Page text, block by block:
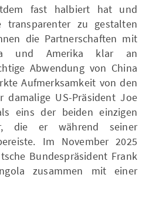
fast halbiert hat und
transparenter zu gestalten
die Partnerschaften mit
und Amerika klar an
Abwendung von China
Aufmerksamkeit von den
damalige US-Präsident Joe
eins der beiden einzigen
die er während seiner
Im November 2025
Bundespräsident Frank
zusammen mit einer